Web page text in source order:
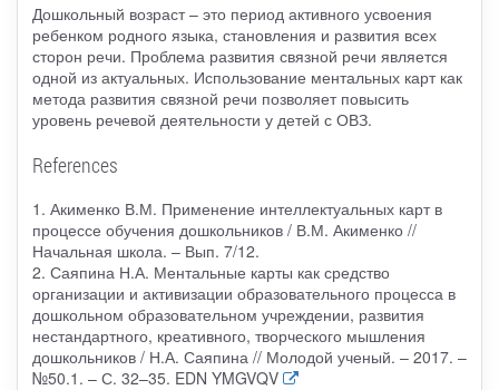
Дошкольный возраст – это период активного усвоения
ребенком родного языка, становления и развития всех
сторон речи. Проблема развития связной речи является
одной из актуальных. Использование ментальных карт как
метода развития связной речи позволяет повысить
уровень речевой деятельности у детей с ОВЗ.
References
1. Акименко В.М. Применение интеллектуальных карт в
процессе обучения дошкольников / В.М. Акименко //
Начальная школа. – Вып. 7/12.
2. Саяпина Н.А. Ментальные карты как средство
организации и активизации образовательного процесса в
дошкольном образовательном учреждении, развития
нестандартного, креативного, творческого мышления
дошкольников / Н.А. Саяпина // Молодой ученый. – 2017. –
№50.1. – С. 32–35. EDN YMGVQV